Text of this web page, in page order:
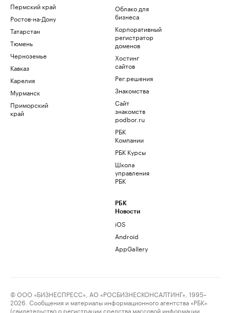
Пермский край
Ростов-на-Дону
Татарстан
Тюмень
Черноземье
Кавказ
Карелия
Мурманск
Приморский
край
Облако для
бизнеса
Корпоративный
регистратор
доменов
Хостинг
сайтов
Рег.решения
Знакомства
Сайт
знакомств
podbor.ru
РБК
Компании
РБК Курсы
Школа
управления
РБК
РБК
Новости
iOS
Android
AppGallery
© ООО «БИЗНЕСПРЕСС», АО «РОСБИЗНЕСКОНСАЛТИНГ», 1995–
2026. Сообщения и материалы информационного агентства «РБК»
(свидетельство о регистрации средства массовой информации